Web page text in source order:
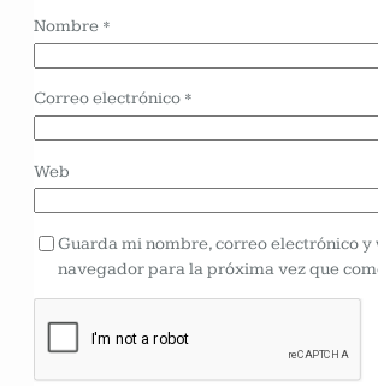
Nombre *
Correo electrónico *
Web
Guarda mi nombre, correo electrónico y
navegador para la próxima vez que